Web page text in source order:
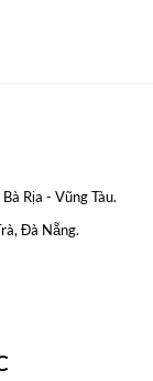
Rịa - Vũng Tàu.
Đà Nẵng.